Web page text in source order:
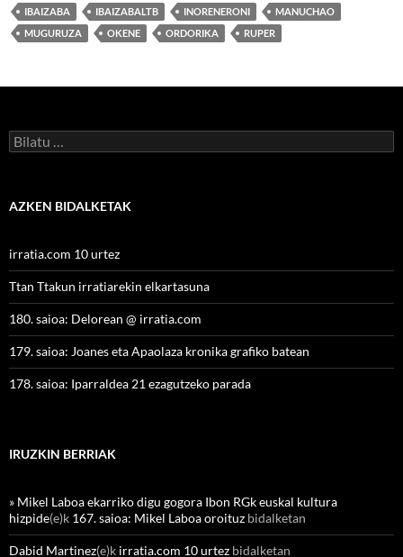
IBAIZABA
IBAIZABALTB INORENERONI
MANUCHAO
MUGURUZA
OKENE ORDORIKA RUPER
Bilatu:
AZKEN BIDALKETAK
irratia.com 10 urtez
Ttan Ttakun irratiarekin elkartasuna
180. saioa: Delorean @ irratia.com
179. saioa: Joanes eta Apaolaza kronika grafiko batean
178. saioa: Iparraldea 21 ezagutzeko parada
IRUZKIN BERRIAK
» Mikel Laboa ekarriko digu gogora Ibon RGk euskal kultura
hizpide(e)k 167. saioa: Mikel Laboa oroituz bidalketan
Dabid Martinez(e)k irratia.com 10 urtez bidalketan